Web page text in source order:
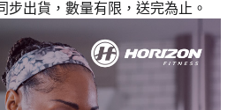
步出貨，數量有限，送完為止。